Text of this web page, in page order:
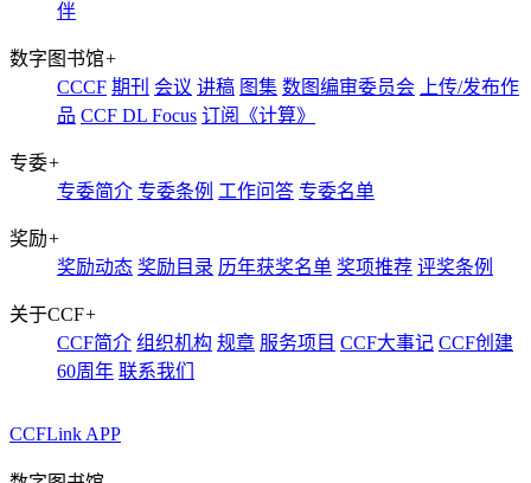
伴
数字图书馆+
CCCF 期刊 会议 讲稿 图集 数图编审委员会
上传/发布作
品 CCF DL Focus 订阅《计算》
专委+
专委简介 专委条例 工作问答 专委名单
奖励+
奖励动态 奖励目录 历年获奖名单 奖项推荐 评奖条例
关于CCF+
CCF简介 组织机构 规章 服务项目 CCF大事记 CCF创建
60周年 联系我们
CCFLink APP